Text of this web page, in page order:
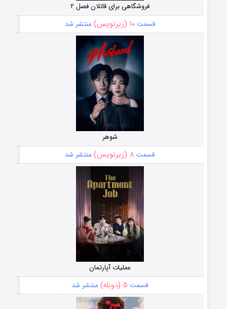
فروشگاهی برای قاتلان فصل ۲
قسمت۱۰ (زیرنویس) منتشر شد
شوهر
قسمت ۸ (زیرنویس) منتشر شد
عملیات آپارتمان
قسمت ۵ (دوبله) منتشر شد